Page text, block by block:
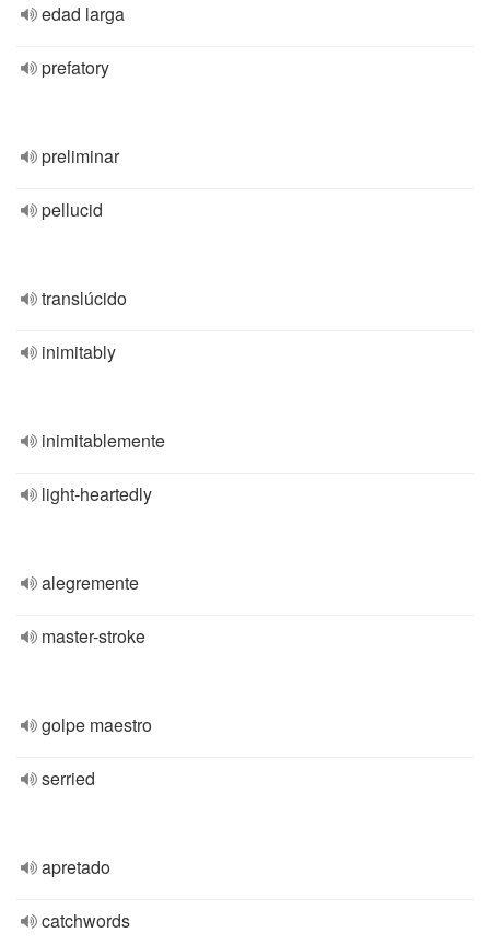
edad larga
prefatory
preliminar
pellucid
translúcido
inimitably
inimitablemente
light-heartedly
alegremente
master-stroke
golpe maestro
serried
apretado
catchwords